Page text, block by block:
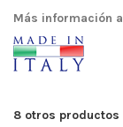
Más información
8 otros